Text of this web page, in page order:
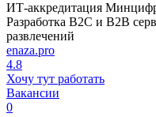
ИТ-аккредитация
Разработка B2C и B2B
развлечений
enaza.pro
4.8
Хочу тут работать
Вакансии
0